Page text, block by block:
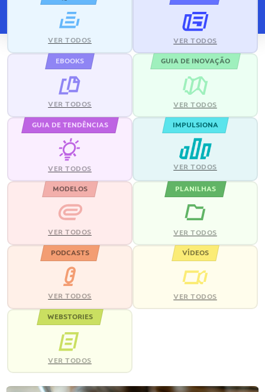
VER TODOS VER TODOS
EBOOKS
VER TODOS
GUIA DE INOVAÇÃO
VER TODOS
GUIA DE TENDÊNCIAS
VER TODOS
IMPULSIONA
VER TODOS
MODELOS
VER TODOS
PLANILHAS
VER TODOS
PODCASTS
VER TODOS
VÍDEOS
VER TODOS
WEBSTORIES
VER TODOS